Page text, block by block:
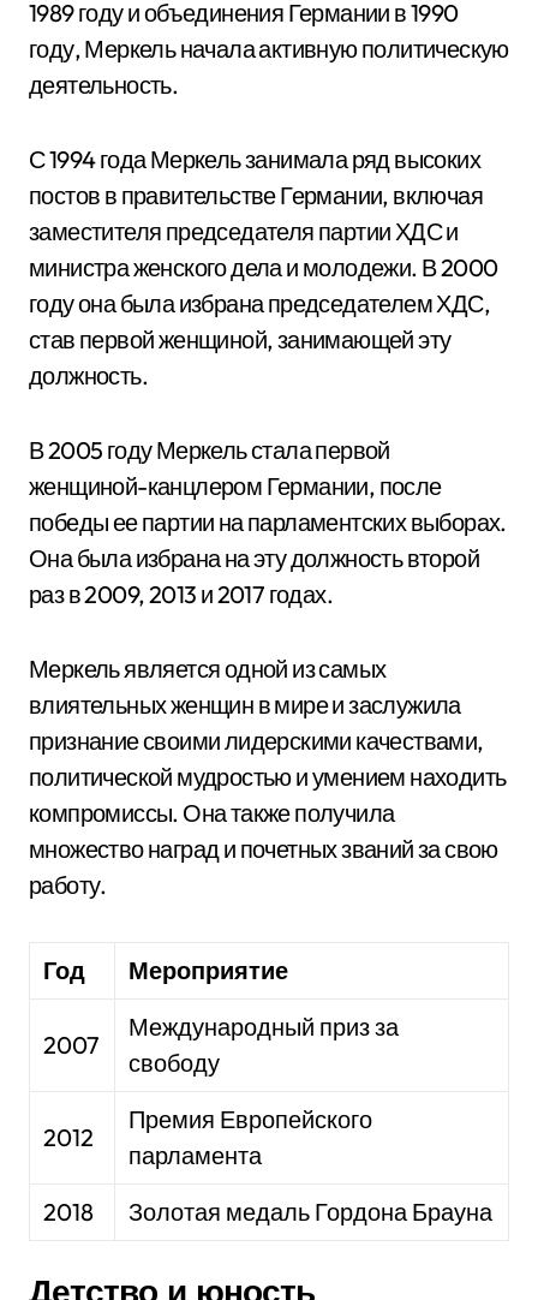
1989 году и объединения Германии в 1990
году, Меркель начала активную политическую
деятельность.
С 1994 года Меркель занимала ряд высоких
постов в правительстве Германии, включая
заместителя председателя партии ХДС и
министра женского дела и молодежи. В 2000
году она была избрана председателем ХДС,
став первой женщиной, занимающей эту
должность.
В 2005 году Меркель стала первой
женщиной-канцлером Германии, после
победы ее партии на парламентских выборах.
Она была избрана на эту должность второй
раз в 2009, 2013 и 2017 годах.
Меркель является одной из самых
влиятельных женщин в мире и заслужила
признание своими лидерскими качествами,
политической мудростью и умением находить
компромиссы. Она также получила
множество наград и почетных званий за свою
работу.
Год Мероприятие
2007
Международный приз за
свободу
2012
Премия Европейского
парламента
2018
Золотая медаль Гордона Брауна
Детство и юность